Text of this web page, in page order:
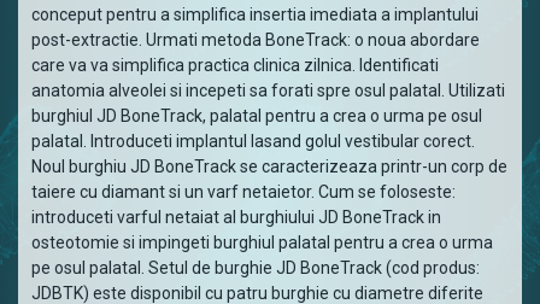
conceput pentru a simplifica insertia imediata a implantului
post-extractie. Urmati metoda BoneTrack: o noua abordare
care va va simplifica practica clinica zilnica. Identificati
anatomia alveolei si incepeti sa forati spre osul palatal. Utilizati
burghiul JD BoneTrack, palatal pentru a crea o urma pe osul
palatal. Introduceti implantul lasand golul vestibular corect.
Noul burghiu JD BoneTrack se caracterizeaza printr-un corp de
taiere cu diamant si un varf netaietor. Cum se foloseste:
introduceti varful netaiat al burghiului JD BoneTrack in
osteotomie si impingeti burghiul palatal pentru a crea o urma
pe osul palatal. Setul de burghie JD BoneTrack (cod produs:
JDBTK) este disponibil cu patru burghie cu diametre diferite